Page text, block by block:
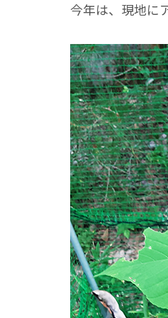
今年は、現地に